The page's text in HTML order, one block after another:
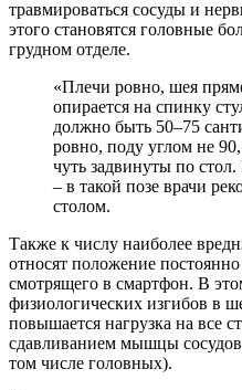
травмироваться сосуды и
этого становятся головные
грудном отделе.
«Плечи ровно, шея
опирается на спинку
должно быть 50–75
ровно, поду углом не
чуть задвинуты по
– в такой позе врачи
столом.
Также к числу наиболее
относят положение
смотрящего в смартфон. В
физиологических изгибов в
повышается нагрузка на все
сдавливанием мышцы
том числе головных).